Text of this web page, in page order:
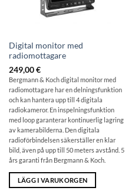
Digital monitor med
radiomottagare
249,00€
Bergmann & Koch digital monitor med
radiomottagare har en delningsfunktion
och kan hantera upp till 4 digitala
radiokameror. En inspelningsfunktion
med loop garanterar kontinuerlig lagring
av kamerabilderna. Den digitala
radioförbindelsen säkerställer en klar
bild, även på upp till 50 meters avstånd. 5
års garanti från Bergmann & Koch.
LÄGG I VARUKORGEN